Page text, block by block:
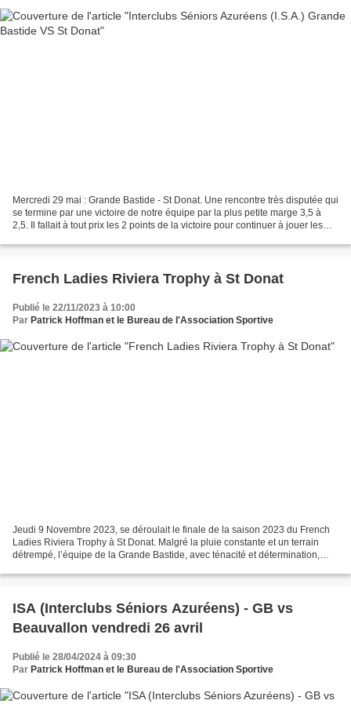
Mercredi 29 mai : Grande Bastide - St Donat. Une rencontre très disputée qui
se termine par une victoire de notre équipe par la plus petite marge 3,5 à
2,5. Il fallait à tout prix les 2 points de la victoire pour continuer à jouer les
French Ladies Riviera Trophy à St Donat
Publié le 22/11/2023 à 10:00
Par Patrick Hoffman et le Bureau de l'Association Sportive
Jeudi 9 Novembre 2023, se déroulait le finale de la saison 2023 du French
Ladies Riviera Trophy à St Donat. Malgré la pluie constante et un terrain
détrempé, l’équipe de la Grande Bastide, avec ténacité et détermination,
ISA (Interclubs Séniors Azuréens) - GB vs
Beauvallon vendredi 26 avril
Publié le 28/04/2024 à 09:30
Par Patrick Hoffman et le Bureau de l'Association Sportive